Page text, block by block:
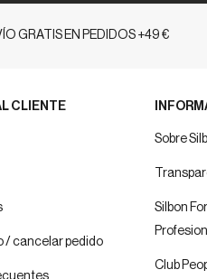
GRATIS EN PEDIDOS +49 €
CLIENTE
/ cancelar pedido
Sobre
Silbon
Club